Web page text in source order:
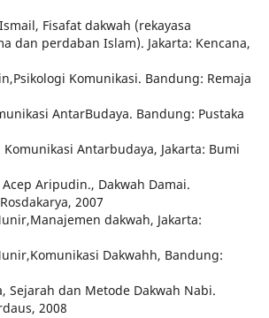
Fisafat dakwah (rekayasa
dan perdaban Islam). Jakarta: Kencana,
Komunikasi. Bandung: Remaja
AntarBudaya. Bandung: Pustaka
Antarbudaya, Jakarta: Bumi
Aripudin., Dakwah Damai.
2007
dakwah, Jakarta:
Dakwahh, Bandung:
Sejarah dan Metode Dakwah Nabi.
2008